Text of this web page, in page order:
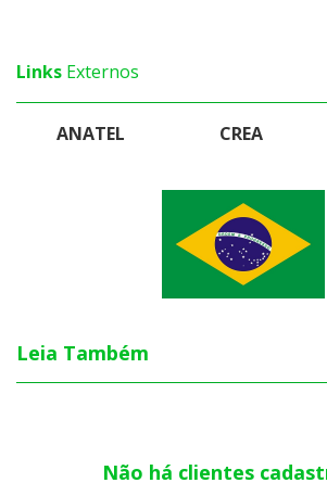
Links Externos
ANATEL CREA
Leia Também
Não há clientes